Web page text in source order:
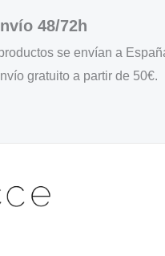
48/72h
se envían a
gratuito a partir de 50€.